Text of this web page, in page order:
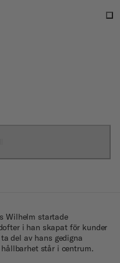
Wilhelm startade
i han skapat för kunder
del av hans gedigna
står i centrum.